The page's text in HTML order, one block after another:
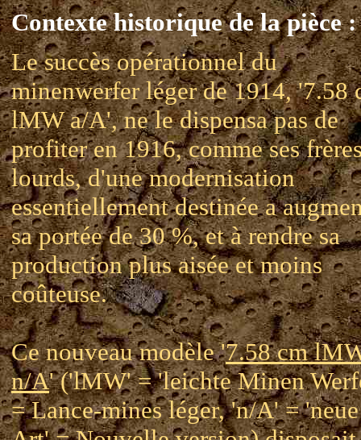
Contexte historique de la pièce :
Le succès opérationnel du
minenwerfer léger de 1914, '7.58
lMW a/A', ne le dispensa pas de
profiter en 1916, comme ses
lourds, d'une modernisation
essentiellement destinée a
sa portée de 30 %, et à rendre sa
production plus aisée et moins
coûteuse.
Ce nouveau modèle '7.58 cm
n/A' ('lMW' = 'leichte Minen
= Lance-mines léger, 'n/A' = 'neue